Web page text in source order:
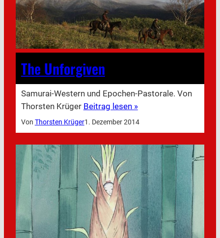
The Unforgiven
Samurai-Western und Epochen-Pastorale. Von
Thorsten Krüger Beitrag lesen »
Von Thorsten Krüger1. Dezember 2014